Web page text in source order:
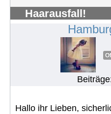
Haarausfall!
Hallo ihr Lieben,